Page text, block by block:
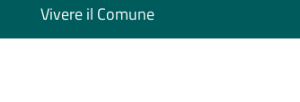
Vivere il Comune